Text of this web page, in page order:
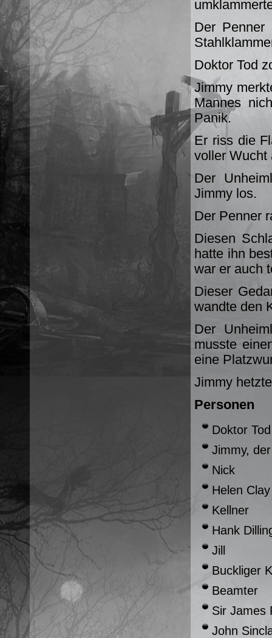
Der
Doktor Tod
Jimmy
Mannes
Panik.
Er riss die
voller Wucht
Der
Jimmy los.
Der Penner
Diesen
hatte ihn
war er auch
Dieser
wandte den
Der
musste
eine
Jimmy
Personen
Doktor Tod
Jimmy,
Nick
Helen Clay
Kellner
Hank
Jill
Buckliger
Beamter
Sir James
John